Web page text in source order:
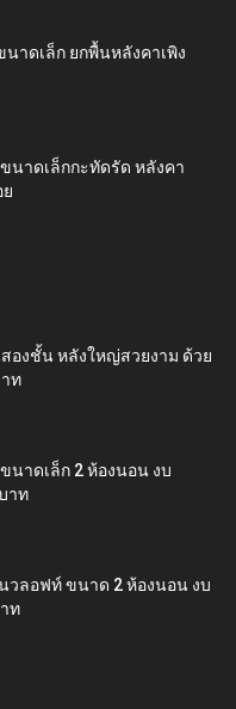
าดเล็ก ยกพื้นหลังคาเพิง
นาดเล็กกะทัดรัด หลังคา
องชั้น หลังใหญ่สวยงาม ด้วย
ท
นาดเล็ก 2 ห้องนอน งบ
าท
วลอฟท์ ขนาด 2 ห้องนอน งบ
ท